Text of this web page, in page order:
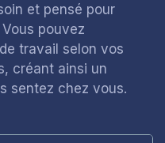
et pensé pour
pouvez
travail selon vos
créant ainsi un
sentez chez vous.